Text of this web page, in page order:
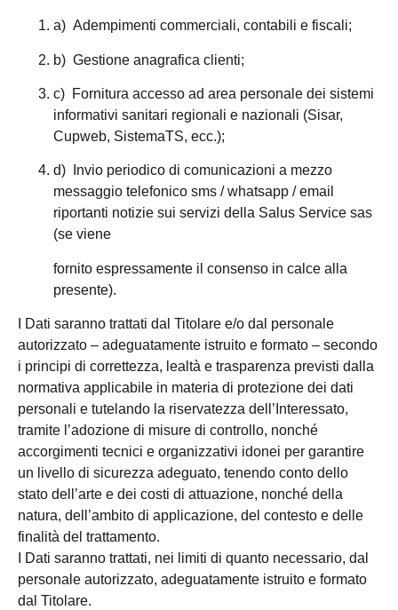
a) Adempimenti commerciali, contabili e fiscali;
b) Gestione anagrafica clienti;
c) Fornitura accesso ad area personale dei sistemi
informativi sanitari regionali e nazionali (Sisar,
Cupweb, SistemaTS, ecc.);
d) Invio periodico di comunicazioni a mezzo
messaggio telefonico sms / whatsapp / email
riportanti notizie sui servizi della Salus Service sas
(se viene
fornito espressamente il consenso in calce alla
presente).
I Dati saranno trattati dal Titolare e/o dal personale
autorizzato – adeguatamente istruito e formato – secondo
i principi di correttezza, lealtà e trasparenza previsti dalla
normativa applicabile in materia di protezione dei dati
personali e tutelando la riservatezza dell’Interessato,
tramite l’adozione di misure di controllo, nonché
accorgimenti tecnici e organizzativi idonei per garantire
un livello di sicurezza adeguato, tenendo conto dello
stato dell’arte e dei costi di attuazione, nonché della
natura, dell’ambito di applicazione, del contesto e delle
finalità del trattamento.
I Dati saranno trattati, nei limiti di quanto necessario, dal
personale autorizzato, adeguatamente istruito e formato
dal Titolare.